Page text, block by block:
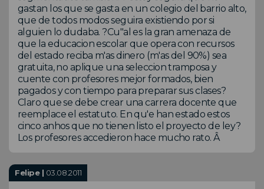
gastan los que se gasta en un colegio del barrio alto,
que de todos modos seguira existiendo por si
alguien lo dudaba. ?Cu"al es la gran amenaza de
que la educacion escolar que opera con recursos
del estado reciba m'as dinero (m'as del 90%) sea
gratuita, no aplique una seleccion tramposa y
cuente con profesores mejor formados, bien
pagados y con tiempo para preparar sus clases?
Claro que se debe crear una carrera docente que
reemplace el estatuto. En qu'e han estado estos
cinco anhos que no tienen listo el proyecto de ley?
Los profesores accedieron hace mucho rato. Â
Felipe | 03.08.2011